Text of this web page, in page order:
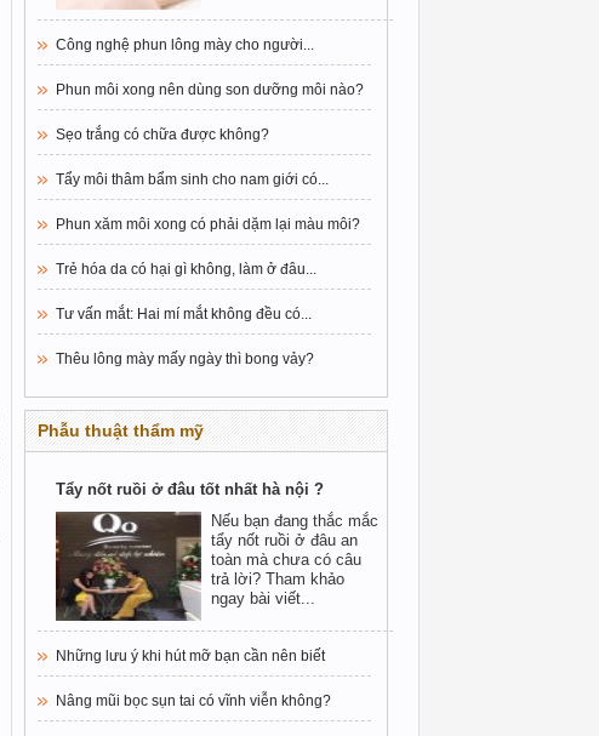
Công nghệ phun lông mày cho người...
Phun môi xong nên dùng son dưỡng môi nào?
Sẹo trắng có chữa được không?
Tẩy môi thâm bẩm sinh cho nam giới có...
Phun xăm môi xong có phải dặm lại màu môi?
Trẻ hóa da có hại gì không, làm ở đâu...
Tư vấn mắt: Hai mí mắt không đều có...
Thêu lông mày mấy ngày thì bong vảy?
Phẫu thuật thẩm mỹ
Tẩy nốt ruồi ở đâu tốt nhất hà nội ?
Nếu bạn đang thắc mắc
tẩy nốt ruồi ở đâu an
toàn mà chưa có câu
trả lời? Tham khảo
ngay bài viết...
Những lưu ý khi hút mỡ bạn cần nên biết
Nâng mũi bọc sụn tai có vĩnh viễn không?